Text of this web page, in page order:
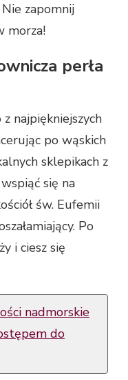
zapomnij
morza!
perła
najpiękniejszych
po wąskich
sklepikach z
się na
św. Eufemii
Po
i ciesz się
nadmorskie
do